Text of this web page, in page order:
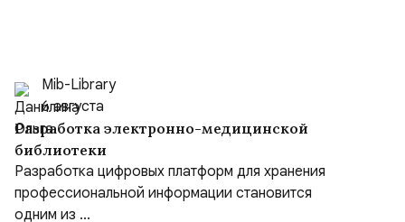
Mib-Library
6 августа
Разработка электронно-медицинской
библиотеки
Разработка цифровых платформ для хранения
профессиональной информации становится
одним из ...